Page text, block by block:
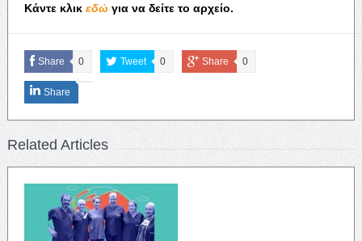
Κάντε κλικ εδώγια να δείτε το αρχείο.
Share 0 Tweet 0 Share 0
Share
Related Articles